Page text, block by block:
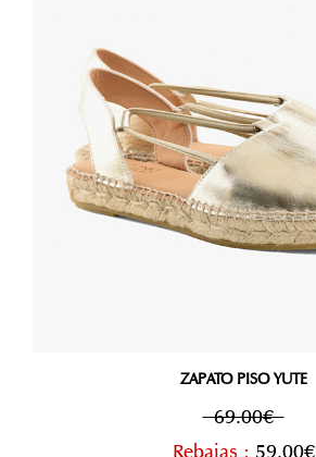
ZAPATO PISO YUTE
69.00€
Rebajas : 59.00€